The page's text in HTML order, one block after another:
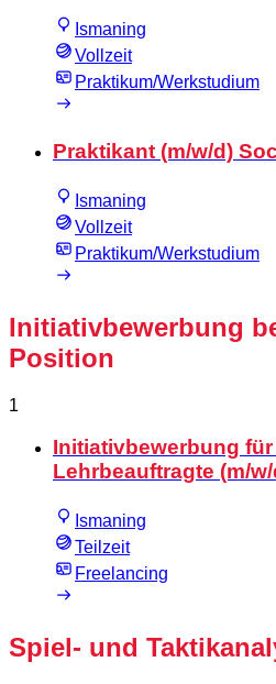
Ismaning
Vollzeit
Praktikum/Werkstudium
Praktikant (m/w/d)
Ismaning
Vollzeit
Praktikum/Werkstudium
Initiativbewerbung
Position
1
Initiativbewerbung
Lehrbeauftragte (m/
Ismaning
Teilzeit
Freelancing
Spiel- und